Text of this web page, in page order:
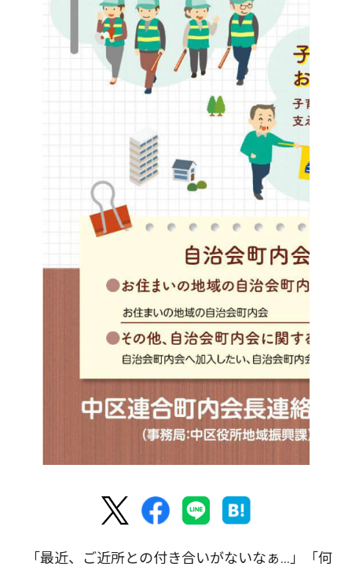
「最近、ご近所との付き合いがないなぁ...」「何